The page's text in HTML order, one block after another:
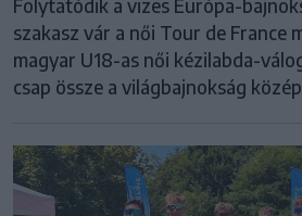
Folytatódik a vizes Európa-
szakasz vár a női Tour de France
magyar U18-as női kézilabda-
csap össze a világbajnokság